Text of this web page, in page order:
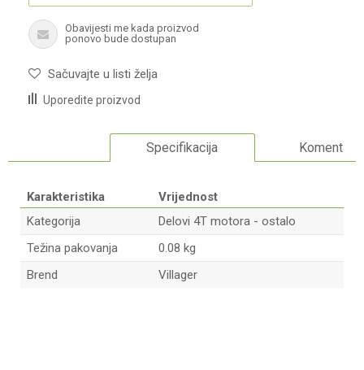
Obavijesti me kada proizvod
ponovo bude dostupan
Sačuvajte u listi želja
Uporedite proizvod
Specifikacija Komentari
Karakteristika
Vrijednost
Kategorija
Delovi 4T motora - ostalo
Težina pakovanja
0.08 kg
Brend
Villager